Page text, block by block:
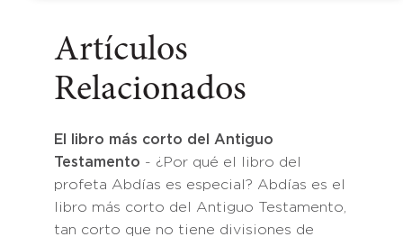
Artículos
Relacionados
El libro más corto del Antiguo
Testamento - ¿Por qué el libro del
profeta Abdías es especial? Abdías es el
libro más corto del Antiguo Testamento,
tan corto que no tiene divisiones de